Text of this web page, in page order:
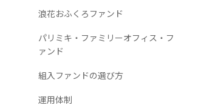
浪花おふくろファンド
パリミキ・ファミリーオフィス・フ
ァンド
組入ファンドの選び方
運用体制